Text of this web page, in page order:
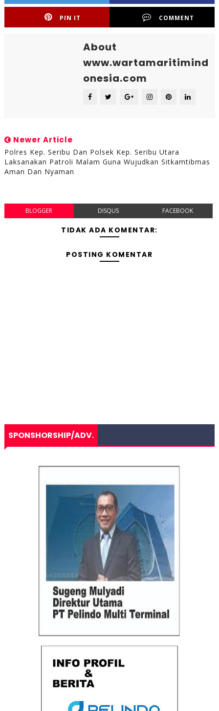
PIN IT COMMENT
About
www.wartamaritimind
onesia.com
Newer Article
Polres Kep. Seribu Dan Polsek Kep. Seribu Utara
Laksanakan Patroli Malam Guna Wujudkan Sitkamtibmas
Aman Dan Nyaman
BLOGGER DISQUS FACEBOOK
TIDAK ADA KOMENTAR:
POSTING KOMENTAR
SPONSHORSHIP/ADV.